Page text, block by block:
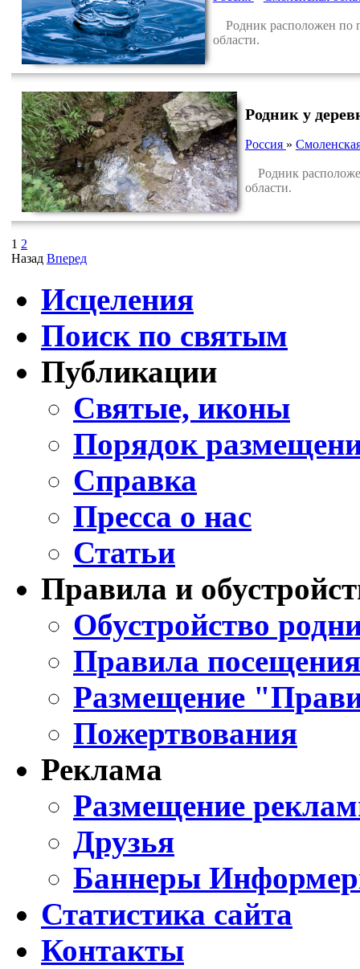
Родник расположен по
области.
Родник у
Россия »
Родник
области.
1 2
Назад Вперед
Исцеления
Поиск по святым
Публикации
Святые, иконы
Порядок
Справка
Пресса о нас
Статьи
Правила и
Обустройство
Правила
Размещение
Пожертвования
Реклама
Размещение
Друзья
Баннеры
Статистика сайта
Контакты